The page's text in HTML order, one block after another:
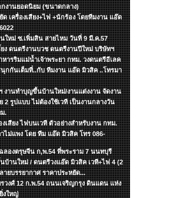
กงานยอดนิยม (ขนาดกลาง)
ด เครื่องเสียง+ไฟ +นักร้อง โดยทีมงาน แอ๊ด
ใหม่ ซ.เพิ่มสิน สายไหม วันที่ 9 มี.ค.57
ง ดนตรีงานบวช ดนตรีงานปีใหม่ บริษัทฯ
หารริมแม่น้ำเจ้าพระยา กทม. วงดนตรีอีเลค
กกันเต็มที่..กับ ทีมงาน แอ๊ด มิวสิค ..โทรมา
งานทำบุญขึ้นบ้านใหม่/งานแต่งงาน จัดงาน
2 รูปแบบ ไม่ต้องใช้เวที เป็นงานกลางวัน
.
งเสียง ไฟบนเวที ตัวอย่างสำหรับงาน กทม.
ไม่แพง โดย ทีม แอ๊ด มิวสิค โทร 086-
ลองตรุษจีน ก,พ.54 ที่พระราม 7 นนทบุรี
บ้านใหม่ / ดนตรีวงแอ๊ด มิวสิค เวที+ไฟ 4 (2
ยบรรยากาศ ราคาประหยัด...
วงศ์ 12 ก.พ.54 ถนนเจริญกรุง ดินแดน แห่ง
งใหญ่